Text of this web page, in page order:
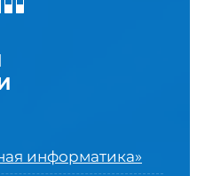
информатика»